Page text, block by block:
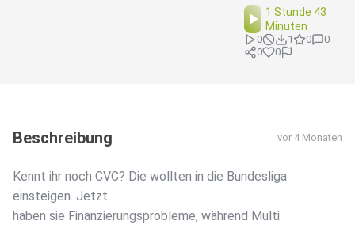
1 Stunde 43
Minuten
0 1 0
0
0
0
Beschreibung vor 4 Monaten
Kennt ihr noch CVC? Die wollten in die Bundesliga
einsteigen. Jetzt
haben sie Finanzierungsprobleme, während Multi